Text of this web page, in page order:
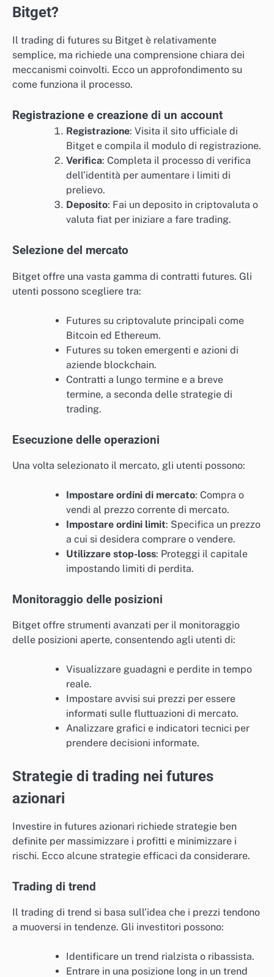
Bitget?
Il trading di futures su Bitget è relativamente
semplice, ma richiede una comprensione chiara dei
meccanismi coinvolti. Ecco un approfondimento su
come funziona il processo.
Registrazione e creazione di un account
Registrazione: Visita il sito ufficiale di
Bitget e compila il modulo di registrazione.
Verifica: Completa il processo di verifica
dell’identità per aumentare i limiti di
prelievo.
Deposito: Fai un deposito in criptovaluta o
valuta fiat per iniziare a fare trading.
Selezione del mercato
Bitget offre una vasta gamma di contratti futures. Gli
utenti possono scegliere tra:
Futures su criptovalute principali come
Bitcoin ed Ethereum.
Futures su token emergenti e azioni di
aziende blockchain.
Contratti a lungo termine e a breve
termine, a seconda delle strategie di
trading.
Esecuzione delle operazioni
Una volta selezionato il mercato, gli utenti possono:
Impostare ordini di mercato: Compra o
vendi al prezzo corrente di mercato.
Impostare ordini limit: Specifica un prezzo
a cui si desidera comprare o vendere.
Utilizzare stop-loss: Proteggi il capitale
impostando limiti di perdita.
Monitoraggio delle posizioni
Bitget offre strumenti avanzati per il monitoraggio
delle posizioni aperte, consentendo agli utenti di:
Visualizzare guadagni e perdite in tempo
reale.
Impostare avvisi sui prezzi per essere
informati sulle fluttuazioni di mercato.
Analizzare grafici e indicatori tecnici per
prendere decisioni informate.
Strategie di trading nei futures
azionari
Investire in futures azionari richiede strategie ben
definite per massimizzare i profitti e minimizzare i
rischi. Ecco alcune strategie efficaci da considerare.
Trading di trend
Il trading di trend si basa sull’idea che i prezzi tendono
a muoversi in tendenze. Gli investitori possono:
Identificare un trend rialzista o ribassista.
Entrare in una posizione long in un trend